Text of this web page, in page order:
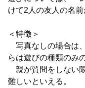
けて2人の友人の名前
＜特徴＞
写真なしの場合は
らは遊びの種類のみ
親が質問をしない
難しいといえる。